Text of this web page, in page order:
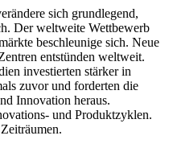
sich grundlegend,
Der weltweite Wettbewerb
beschleunige sich. Neue
entstünden weltweit.
investierten stärker in
zuvor und forderten die
Innovation heraus.
und Produktzyklen.